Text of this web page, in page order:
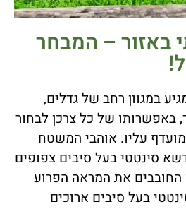
באזור – המבחר
במגוון רחב של גדלים,
באפשרותו של כל צרכן לבחור
עליו. אוהבי המשטח
סינטטי בעל סיבים צפופים
החובבים את המראה הפרוע
בעל סיבים ארוכים